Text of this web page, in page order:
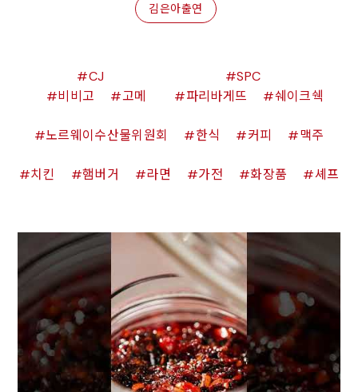
김은아출연
CJ
비비고
고메
SPC
파리바게뜨
쉐이크쉑
노르웨이수산물위원회 한식 커피 맥주
치킨 햄버거 라면 가전 화장품 셰프